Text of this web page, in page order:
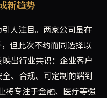
新趋势
人注目。两家公司虽在
但此次不约而同选择以
出行业共识：企业客户
、合规、可定制的端到
将专注于金融、医疗等强